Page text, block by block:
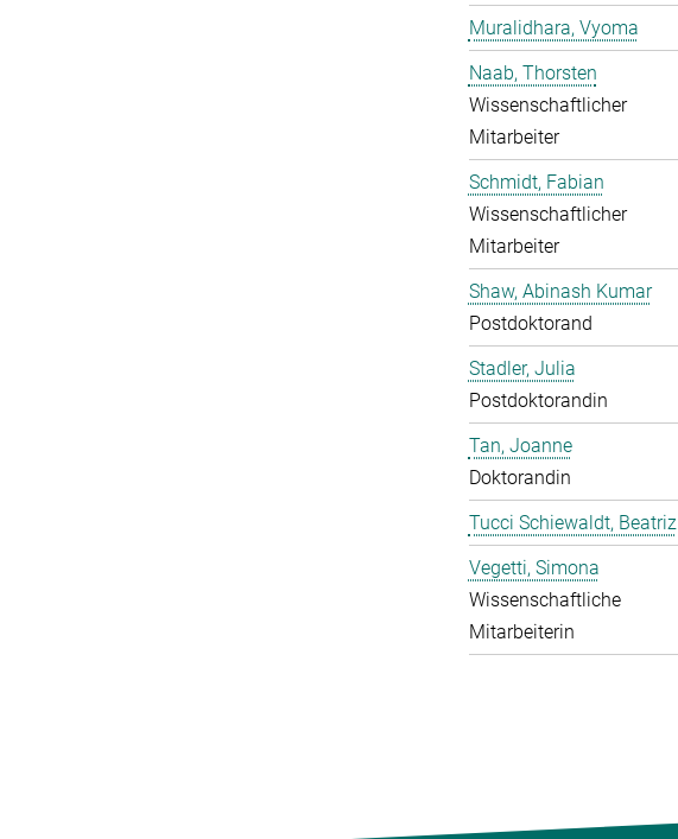
Muralidhara, Vyoma
Naab, Thorsten
Wissenschaftlicher
Mitarbeiter
Schmidt, Fabian
Wissenschaftlicher
Mitarbeiter
Shaw, Abinash Kumar
Postdoktorand
Stadler, Julia
Postdoktorandin
Tan, Joanne
Doktorandin
Tucci Schiewaldt, Beatriz
Vegetti, Simona
Wissenschaftliche
Mitarbeiterin